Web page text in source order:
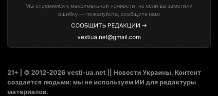
Мы стремимся к максимальной точности, но если вы заметили
ошибку — пожалуйста, сообщите нам:
СООБЩИТЬ РЕДАКЦИИ →
vestiua.net@gmail.com
21+ | © 2012-2026 vesti-ua.net || Новости Украины. Контент
создается людьми: мы не используем ИИ для редактуры
материалов.